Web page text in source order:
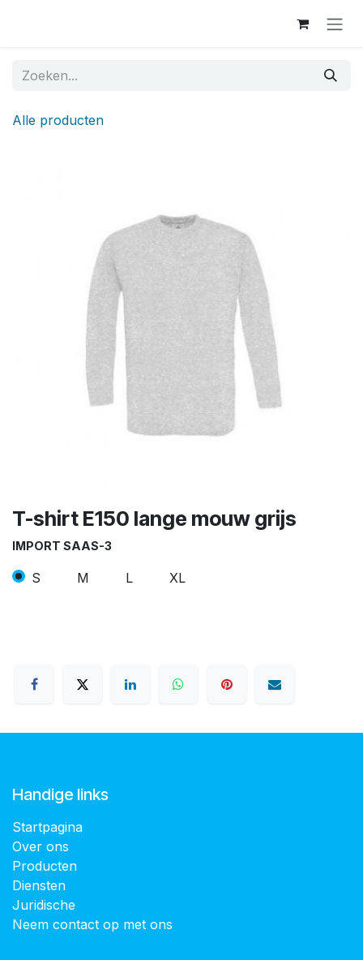
Alle producten
T-shirt E150 lange mouw grijs
IMPORT SAAS-3
S M L XL
Handige links
Startpagina
Over ons
Producten
Diensten
Juridische
Neem contact op met ons